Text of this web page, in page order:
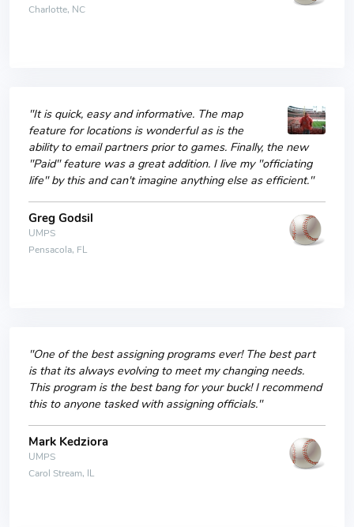
Charlotte, NC
"It is quick, easy and informative. The map
feature for locations is wonderful as is the
ability to email partners prior to games. Finally, the new
"Paid" feature was a great addition. I live my "officiating
life" by this and can't imagine anything else as efficient."
Greg Godsil
UMPS
Pensacola, FL
"One of the best assigning programs ever! The best part
is that its always evolving to meet my changing needs.
This program is the best bang for your buck! I recommend
this to anyone tasked with assigning officials."
Mark Kedziora
UMPS
Carol Stream, IL